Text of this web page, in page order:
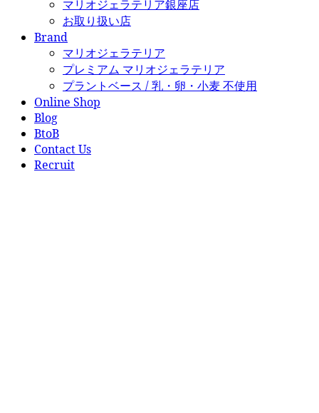
マリオジェラテリア銀座店
お取り扱い店
Brand
マリオジェラテリア
プレミアム マリオジェラテリア
プラントベース / 乳・卵・小麦 不使用
Online Shop
Blog
BtoB
Contact Us
Recruit